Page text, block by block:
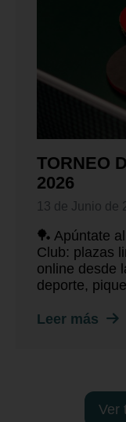
TORNEO
2026
13 de Junio de
🏓 Apúntate
Club: plazas
online desde
deporte,
Leer más
Ver